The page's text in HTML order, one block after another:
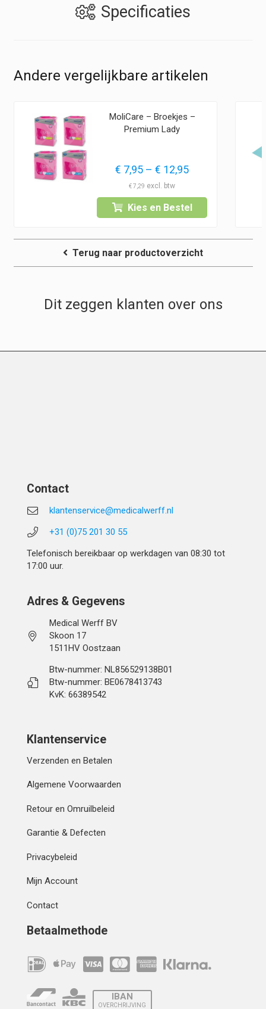
Specificaties
Andere vergelijkbare artikelen
MoliCare – Broekjes –
Premium Lady
€ 7,95 – € 12,95Prijsklasse:
tot
€ 12,95
€7,29
Kies en Bestel
Terug naar productoverzicht
Dit zeggen klanten over ons
Contact
klantenservice@medicalwerff.nl
+31 (0)75 201 30 55
Telefonisch bereikbaar op werkdagen van 08:30 tot
17:00 uur.
Adres & Gegevens
Medical Werff BV
Skoon 17
1511HV Oostzaan
Btw-nummer: NL856529138B01
Btw-nummer: BE0678413743
KvK: 66389542
Klantenservice
Verzenden en Betalen
Algemene Voorwaarden
Retour en Omruilbeleid
Garantie & Defecten
Privacybeleid
Mijn Account
Contact
Betaalmethode
IBAN
OVERCHRIJVING